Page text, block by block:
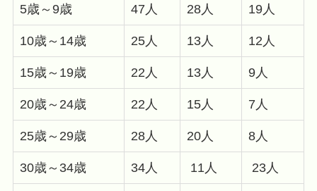
5歳～9歳 47人 28人 19人
10歳～14歳 25人 13人 12人
15歳～19歳 22人 13人 9人
20歳～24歳 22人 15人 7人
25歳～29歳 28人 20人 8人
30歳～34歳 34人 11人 23人